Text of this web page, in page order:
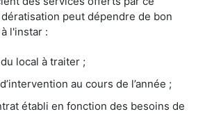
peut dépendre de bon
l'instar :
local à traiter ;
au cours de l’année ;
établi en fonction des besoins de